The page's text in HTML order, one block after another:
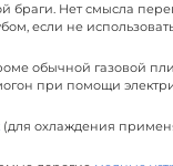
браги. Нет смысла
если не
обычной газовой
при помощи
(для охлаждения